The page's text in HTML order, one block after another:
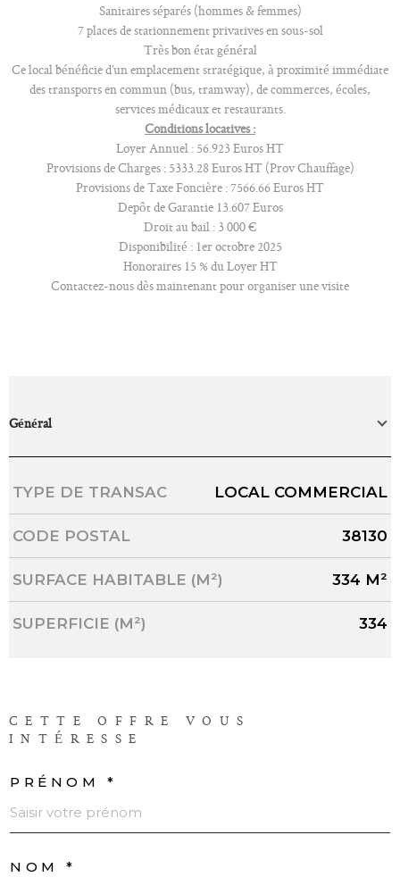
Sanitaires séparés (hommes & femmes)
7 places de stationnement privatives en sous-sol
Très bon état général
Ce local bénéficie d’un emplacement stratégique, à proximité immédiate
des transports en commun (bus, tramway), de commerces, écoles,
services médicaux et restaurants.
Conditions locatives :
Loyer Annuel : 56.923 Euros HT
Provisions de Charges : 5333.28 Euros HT (Prov Chauffage)
Provisions de Taxe Foncière : 7566.66 Euros HT
Depôt de Garantie 13.607 Euros
Droit au bail : 3 000 €
Disponibilité : 1er octobre 2025
Honoraires 15 % du Loyer HT
Contactez-nous dès maintenant pour organiser une visite
Général
Caractérisque Valeurs
TYPE DE TRANSAC LOCAL COMMERCIAL
CODE POSTAL 38130
SURFACE HABITABLE (M²) 334 M²
SUPERFICIE (M²) 334
CETTE OFFRE
VOUS
INTÉRESSE
PRÉNOM *
NOM *